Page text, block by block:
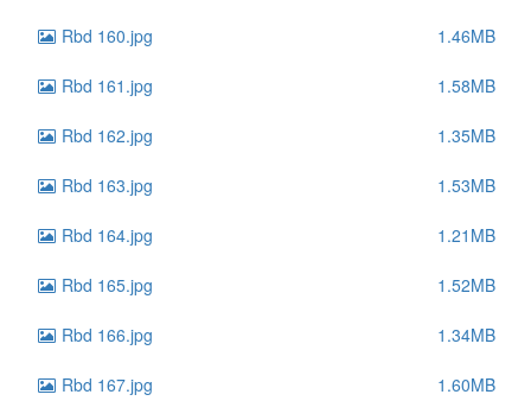
Rbd 160.jpg 1.46MB
Rbd 161.jpg 1.58MB
Rbd 162.jpg 1.35MB
Rbd 163.jpg 1.53MB
Rbd 164.jpg 1.21MB
Rbd 165.jpg 1.52MB
Rbd 166.jpg 1.34MB
Rbd 167.jpg 1.60MB